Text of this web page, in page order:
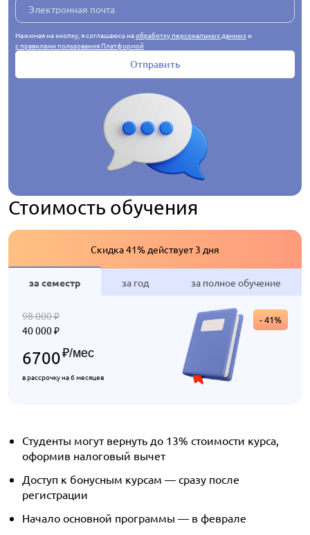
Отправить
Нажимая на кнопку, я соглашаюсь наобработку персональных данныхи
с правилами пользования Платформой
Стоимость обучения
Скидка 41% действует 3 дня
за семестр за год за полное обучение
98 000₽
40 000₽
6700₽/мес
в рассрочку на 6 месяцев
- 41%
Студенты могут вернуть до 13% стоимости курса,
оформив налоговый вычет
Доступ к бонусным курсам — сразу после
регистрации
Начало основной программы — в феврале